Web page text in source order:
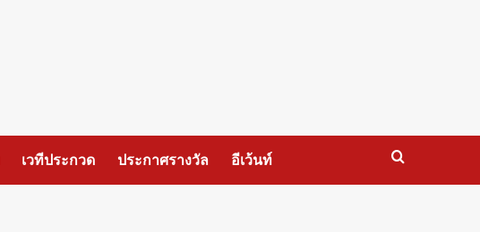
เวทีประกวด ประกาศรางวัล อีเว้นท์